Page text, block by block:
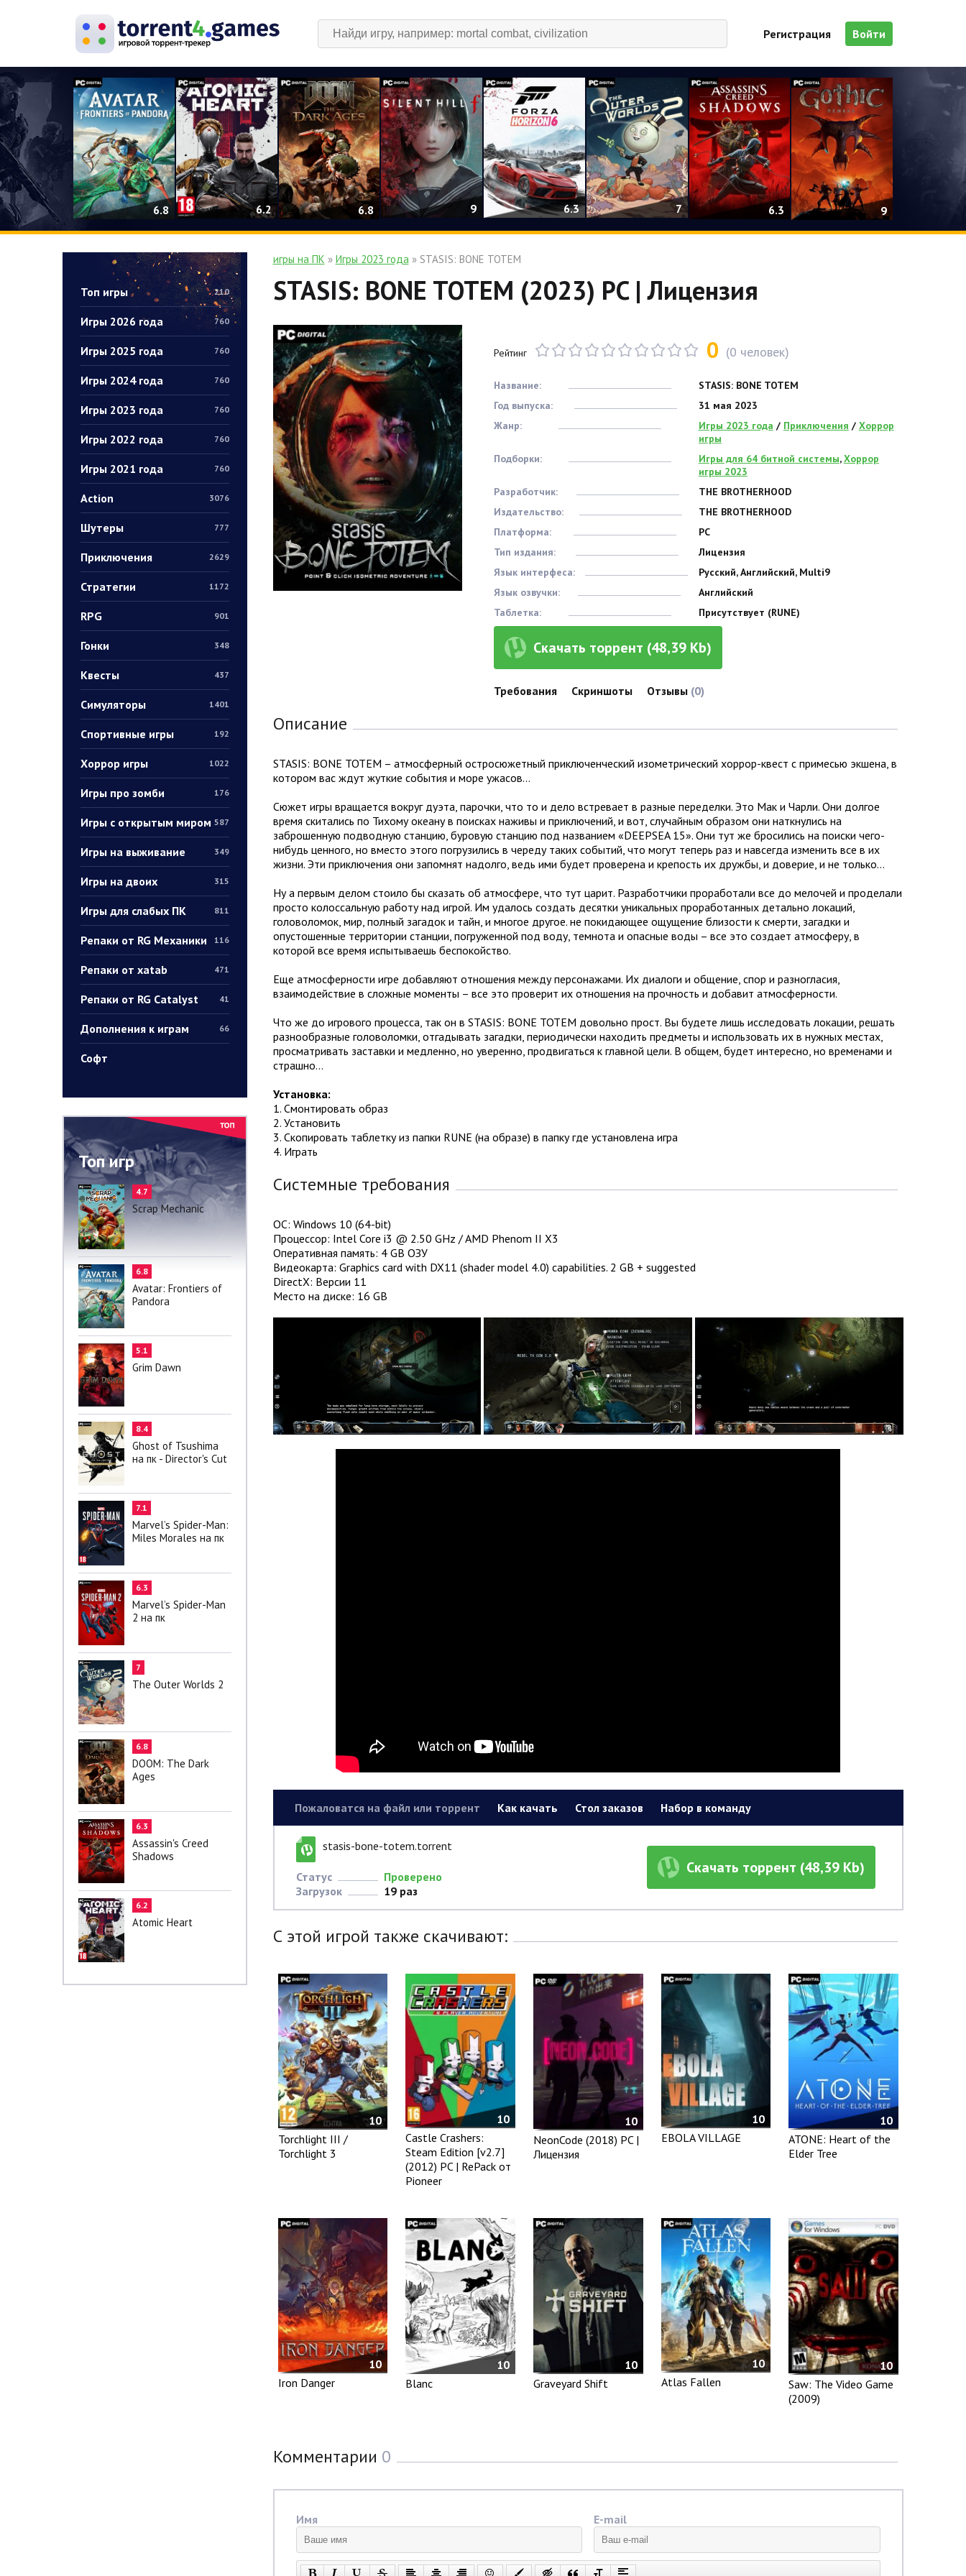
Регистрация Войти
6.8 6.2 6.8 9 6.3 7 6.3 9
Топ игры 210
Игры 2026 года 760
Игры 2025 года 760
Игры 2024 года 760
Игры 2023 года 760
Игры 2022 года 760
Игры 2021 года 760
Action 3076
Шутеры 777
Приключения 2629
Стратегии 1172
RPG 901
Гонки 348
Квесты 437
Симуляторы 1401
Спортивные игры 192
Хоррор игры 1022
Игры про зомби 176
Игры с открытым миром 587
Игры на выживание 349
Игры на двоих 315
Игры для слабых ПК 811
Репаки от RG Механики 116
Репаки от xatab 471
Репаки от RG Catalyst 41
Дополнения к играм 66
Софт
Топ игр
4.7
Scrap Mechanic
6.8
Avatar: Frontiers of
Pandora
5.1
Grim Dawn
8.4
Ghost of Tsushima
на пк - Director's Cut
7.1
Marvel’s Spider-Man:
Miles Morales на пк
6.3
Marvel’s Spider-Man
2 на пк
7
The Outer Worlds 2
6.8
DOOM: The Dark
Ages
6.3
Assassin's Creed
Shadows
6.2
Atomic Heart
игры на ПК » Игры 2023 года» STASIS: BONE TOTEM
STASIS: BONE TOTEM (2023) PC | Лицензия
Рейтинг 0 (0 человек)
Название:
STASIS: BONE TOTEM
Год выпуска:
31 мая 2023
Жанр:
Игры 2023 года / Приключения / Хоррор
игры
Подборки:
Игры для 64 битной системы,Хоррор
игры 2023
Разработчик:
THE BROTHERHOOD
Издательство:
THE BROTHERHOOD
Платформа:
PC
Тип издания:
Лицензия
Язык интерфеса:
Русский, Английский, Multi9
Язык озвучки:
Английский
Таблетка:
Присутствует (RUNE)
Скачать торрент (48,39 Kb)
Требования Скриншоты Отзывы (0)
Описание
STASIS: BONE TOTEM – атмосферный остросюжетный приключенческий изометрический хоррор-квест с примесью экшена, в
котором вас ждут жуткие события и море ужасов…
Сюжет игры вращается вокруг дуэта, парочки, что то и дело встревает в разные переделки. Это Мак и Чарли. Они долгое
время скитались по Тихому океану в поисках наживы и приключений, и вот, случайным образом они наткнулись на
заброшенную подводную станцию, буровую станцию под названием «DEEPSEA 15». Они тут же бросились на поиски чего-
нибудь ценного, но вместо этого погрузились в череду таких событий, что могут теперь раз и навсегда изменить все в их
жизни. Эти приключения они запомнят надолго, ведь ими будет проверена и крепость их дружбы, и доверие, и не только…
Ну а первым делом стоило бы сказать об атмосфере, что тут царит. Разработчики проработали все до мелочей и проделали
просто колоссальную работу над игрой. Им удалось создать десятки уникальных проработанных детально локаций,
головоломок, мир, полный загадок и тайн, и многое другое. не покидающее ощущение близости к смерти, загадки и
опустошенные территории станции, погруженной под воду, темнота и опасные воды – все это создает атмосферу, в
которой все время испытываешь беспокойство.
Еще атмосферности игре добавляют отношения между персонажами. Их диалоги и общение, спор и разногласия,
взаимодействие в сложные моменты – все это проверит их отношения на прочность и добавит атмосферности.
Что же до игрового процесса, так он в STASIS: BONE TOTEM довольно прост. Вы будете лишь исследовать локации, решать
разнообразные головоломки, отгадывать загадки, периодически находить предметы и использовать их в нужных местах,
просматривать заставки и медленно, но уверенно, продвигаться к главной цели. В общем, будет интересно, но временами и
страшно…
Установка:
1. Смонтировать образ
2. Установить
3. Скопировать таблетку из папки RUNE (на образе) в папку где установлена игра
4. Играть
Системные требования
ОС: Windows 10 (64-bit)
Процессор: Intel Core i3 @ 2.50 GHz / AMD Phenom II X3
Оперативная память: 4 GB ОЗУ
Видеокарта: Graphics card with DX11 (shader model 4.0) capabilities. 2 GB + suggested
DirectX: Версии 11
Место на диске: 16 GB
Пожаловатся на файл или торрент Как качать Стол заказов Набор в команду
stasis-bone-totem.torrent
Статус
Проверено
Загрузок
19 раз
Скачать торрент (48,39 Kb)
С этой игрой также скачивают:
10
Torchlight III /
Torchlight 3
10
Castle Crashers:
Steam Edition [v2.7]
(2012) PC | RePack от
Pioneer
10
NeonCode (2018) PC |
Лицензия
10
EBOLA VILLAGE
10
ATONE: Heart of the
Elder Tree
10
Iron Danger
10
Blanc
10
Graveyard Shift
10
Atlas Fallen
10
Saw: The Video Game
(2009)
Комментарии 0
Имя E-mail